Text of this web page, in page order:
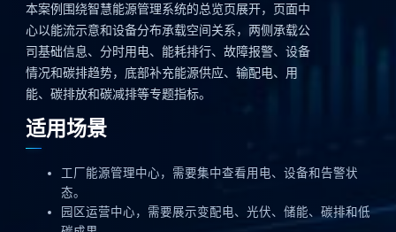
本案例围绕智慧能源管理系统的总览页展开，页面中
心以能流示意和设备分布承载空间关系，两侧承载公
司基础信息、分时用电、能耗排行、故障报警、设备
情况和碳排趋势，底部补充能源供应、输配电、用
能、碳排放和碳减排等专题指标。
适用场景
工厂能源管理中心，需要集中查看用电、设备和告警状
态。
园区运营中心，需要展示变配电、光伏、储能、碳排和低